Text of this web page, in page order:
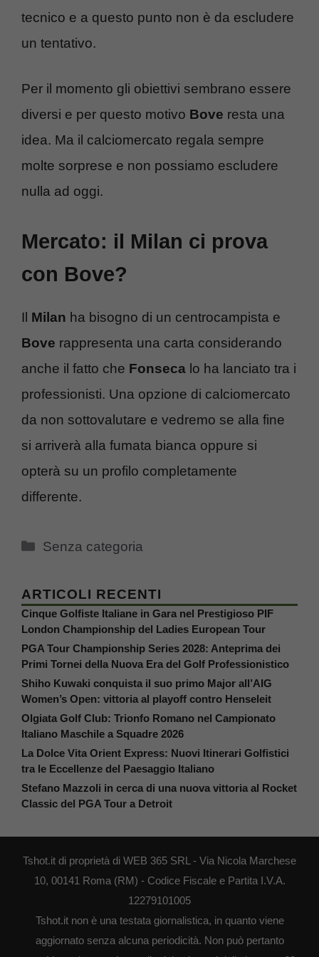
tecnico e a questo punto non è da escludere
un tentativo.
Per il momento gli obiettivi sembrano essere
diversi e per questo motivo Bove resta una
idea. Ma il calciomercato regala sempre
molte sorprese e non possiamo escludere
nulla ad oggi.
Mercato: il Milan ci prova
con Bove?
Il Milan ha bisogno di un centrocampista e
Bove rappresenta una carta considerando
anche il fatto che Fonseca lo ha lanciato tra i
professionisti. Una opzione di calciomercato
da non sottovalutare e vedremo se alla fine
si arriverà alla fumata bianca oppure si
opterà su un profilo completamente
differente.
Categorie
Senza categoria
ARTICOLI RECENTI
Cinque Golfiste Italiane in Gara nel Prestigioso PIF
London Championship del Ladies European Tour
PGA Tour Championship Series 2028: Anteprima dei
Primi Tornei della Nuova Era del Golf Professionistico
Shiho Kuwaki conquista il suo primo Major all’AIG
Women’s Open: vittoria al playoff contro Henseleit
Olgiata Golf Club: Trionfo Romano nel Campionato
Italiano Maschile a Squadre 2026
La Dolce Vita Orient Express: Nuovi Itinerari Golfistici
tra le Eccellenze del Paesaggio Italiano
Stefano Mazzoli in cerca di una nuova vittoria al Rocket
Classic del PGA Tour a Detroit
Tshot.it di proprietà di WEB 365 SRL - Via Nicola Marchese
10, 00141 Roma (RM) - Codice Fiscale e Partita I.V.A.
12279101005
Tshot.it non è una testata giornalistica, in quanto viene
aggiornato senza alcuna periodicità. Non può pertanto